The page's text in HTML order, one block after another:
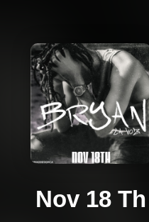
Nov 18 Th